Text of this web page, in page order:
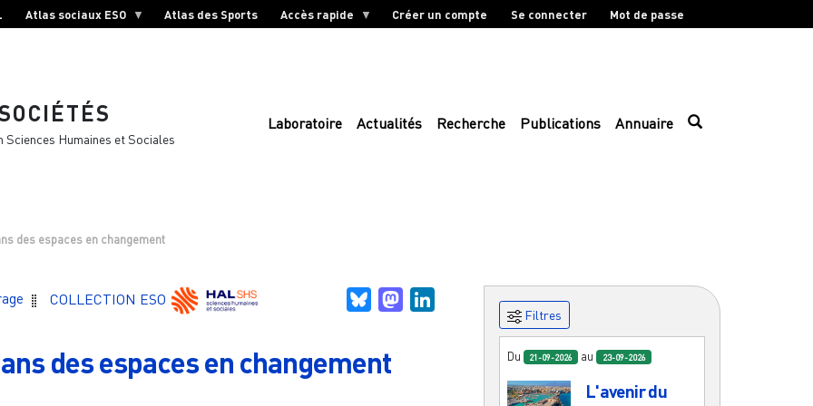
Atlas sociaux ESO Atlas des Sports Accès rapide Créer un compte Se connecter Mot de passe
Humaines et Sociales
Laboratoire Actualités Recherche Publications Annuaire
des espaces en changement
COLLECTION ESO BlueskyMastodon
des espaces en changement
Filtres
Du 21-09-2026 au 23-09-2026
L'avenir du